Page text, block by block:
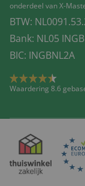
onderdeel van X-
BTW:
Bank: NL05
BIC: INGBNL2A
Waardering 8.6